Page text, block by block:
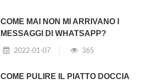
COME MAI NON MI ARRIVANO I
MESSAGGI DI WHATSAPP?
2022-01-07 365
COME PULIRE IL PIATTO DOCCIA